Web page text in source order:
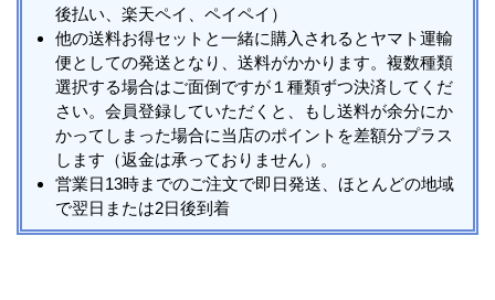
後払い、楽天ペイ、ペイペイ）
他の送料お得セットと一緒に購入されるとヤマト運輸
便としての発送となり、送料がかかります。複数種類
選択する場合はご面倒ですが１種類ずつ決済してくだ
さい。会員登録していただくと、もし送料が余分にか
かってしまった場合に当店のポイントを差額分プラス
します（返金は承っておりません）。
営業日13時までのご注文で即日発送、ほとんどの地域
で翌日または2日後到着